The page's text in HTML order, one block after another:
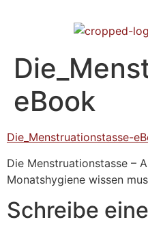
eBook
Die_Menstruationstasse-
Die Menstruationstasse –
Monatshygiene wissen
Schreibe